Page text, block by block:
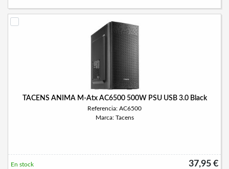
TACENS ANIMA M-Atx AC6500 500W PSU USB 3.0 Black
Referencia: AC6500
Marca: Tacens
37,95 €
En stock